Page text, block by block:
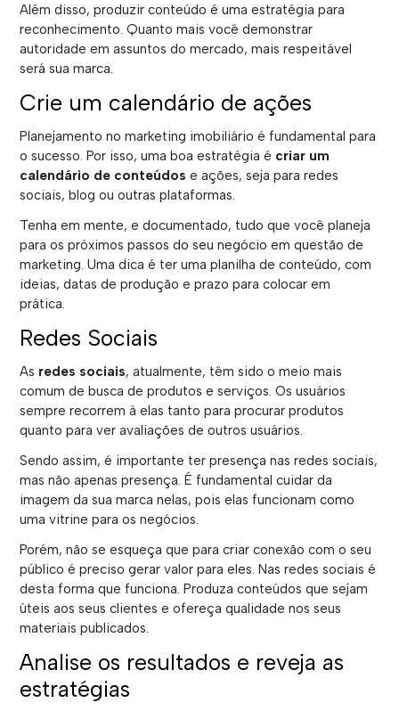
Além disso, produzir conteúdo é uma estratégia para
reconhecimento. Quanto mais você demonstrar
autoridade em assuntos do mercado, mais respeitável
será sua marca.
Crie um calendário de ações
Planejamento no marketing imobiliário é fundamental para
o sucesso. Por isso, uma boa estratégia é criar um
calendário de conteúdos e ações, seja para redes
sociais, blog ou outras plataformas.
Tenha em mente, e documentado, tudo que você planeja
para os próximos passos do seu negócio em questão de
marketing. Uma dica é ter uma planilha de conteúdo, com
ideias, datas de produção e prazo para colocar em
prática.
Redes Sociais
As redes sociais, atualmente, têm sido o meio mais
comum de busca de produtos e serviços. Os usuários
sempre recorrem à elas tanto para procurar produtos
quanto para ver avaliações de outros usuários.
Sendo assim, é importante ter presença nas redes sociais,
mas não apenas presença. É fundamental cuidar da
imagem da sua marca nelas, pois elas funcionam como
uma vitrine para os negócios.
Porém, não se esqueça que para criar conexão com o seu
público é preciso gerar valor para eles. Nas redes sociais é
desta forma que funciona. Produza conteúdos que sejam
úteis aos seus clientes e ofereça qualidade nos seus
materiais publicados.
Analise os resultados e reveja as
estratégias